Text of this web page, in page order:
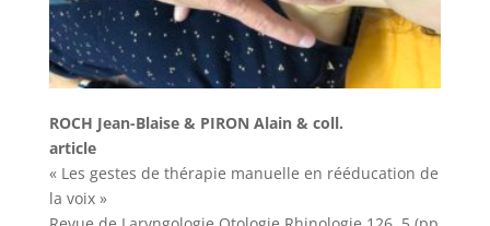
ROCH Jean-Blaise & PIRON Alain & coll.
article
« Les gestes de thérapie manuelle en rééducation de
la voix »